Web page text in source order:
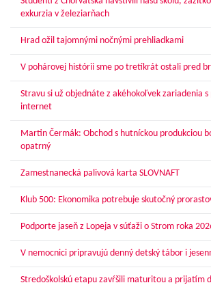
exkurzia v železiarňach
Hrad ožil tajomnými nočnými prehliadkami
V pohárovej histórii sme po tretíkrát ostali pred
Stravu si už objednáte z akéhokoľvek zariadenia
internet
Martin Čermák: Obchod s hutníckou produkciou
opatrný
Zamestnanecká palivová karta SLOVNAFT
Klub 500: Ekonomika potrebuje skutočný
Podporte jaseň z Lopeja v súťaži o Strom roka
V nemocnici pripravujú denný detský tábor i
Stredoškolskú etapu zavŕšili maturitou a prijatím